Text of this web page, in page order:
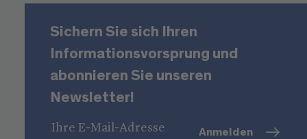
Sichern Sie sich Ihren
Informationsvorsprung und
abonnieren Sie unseren
Newsletter!
Anmelden